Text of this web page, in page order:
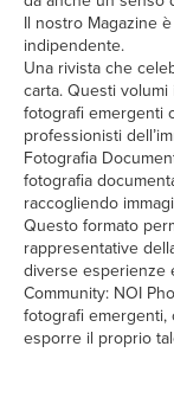
Il nostro Magazine
indipendente.
Una rivista che
carta. Questi
fotografi emergenti
professionisti
Fotografia
fotografia
raccogliendo
Questo formato
rappresentative
diverse esperienze
Community: NOI
fotografi
esporre il proprio